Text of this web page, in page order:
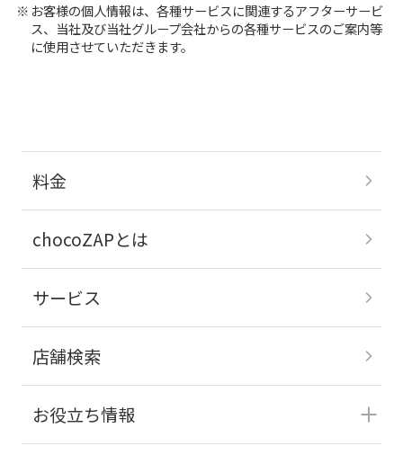
お客様の個人情報は、各種サービスに関連するアフターサービ
ス、当社及び当社グループ会社からの各種サービスのご案内等
に使用させていただきます。
料金
chocoZAPとは
サービス
店舗検索
お役立ち情報